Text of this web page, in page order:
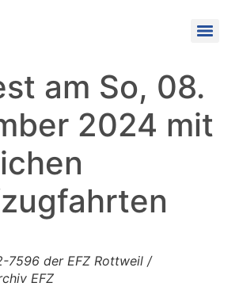
am So, 08.
2024 mit
7596 der EFZ Rottweil /
EFZ